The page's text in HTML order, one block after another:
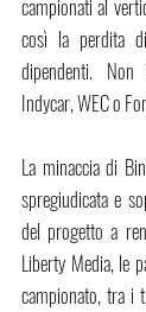
campionati al
così la perdita
dipendenti.
Indycar, WEC o
La minaccia di
spregiudicata e
del progetto a
Liberty Media, le
campionato, tra i